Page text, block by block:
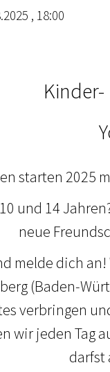
, 18:00
starten 2025
und 14
neue
melde dich
(Baden-
verbringen
wir jeden Tag
darfst